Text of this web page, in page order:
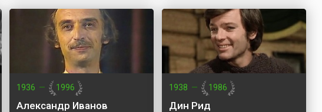
1936 — 1996
Александр Иванов
1938 — 1986
Дин Рид